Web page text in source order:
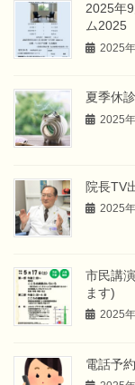
2025年
ム2025
2025
夏季休
2025
院長TV
2025
市民講
ます)
2025
電話予